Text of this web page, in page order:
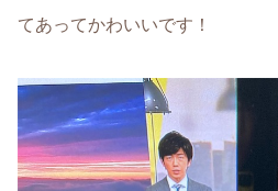
てあってかわいいです！